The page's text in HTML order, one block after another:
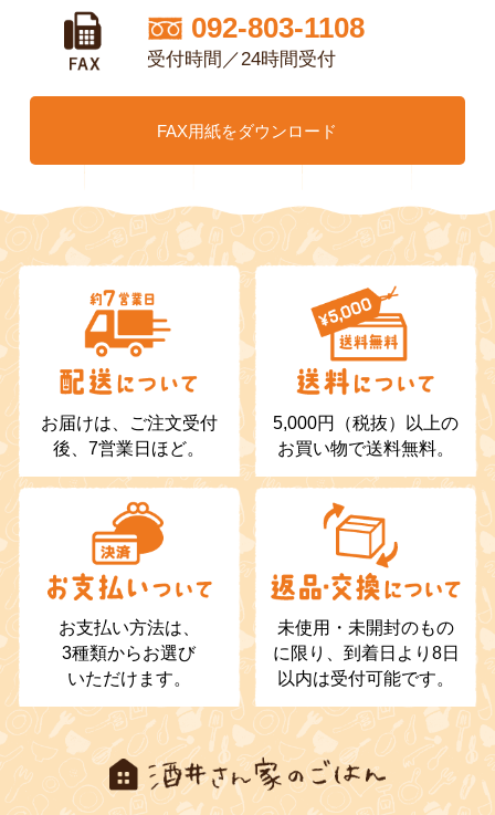
092-803-1108
受付時間／24時間受付
FAX用紙をダウンロード
お届けは、ご注文受付
後、7営業日ほど。
5,000円（税抜）以上の
お買い物で送料無料。
お支払い方法は、
3種類からお選び
いただけます。
未使用・未開封のもの
に限り、到着日より8日
以内は受付可能です。